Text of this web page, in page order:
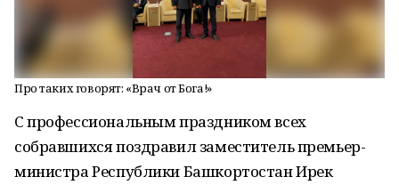
Про таких говорят: «Врач от Бога!»
С профессиональным праздником всех
собравшихся поздравил заместитель премьер-
министра Республики Башкортостан Ирек